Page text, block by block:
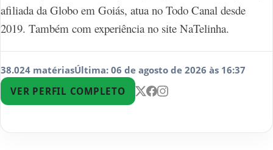
afiliada da Globo em Goiás, atua no Todo Canal desde
2019. Também com experiência no site NaTelinha.
38.024 matériasÚltima: 06 de agosto de 2026 às 16:37
VER PERFIL COMPLETO